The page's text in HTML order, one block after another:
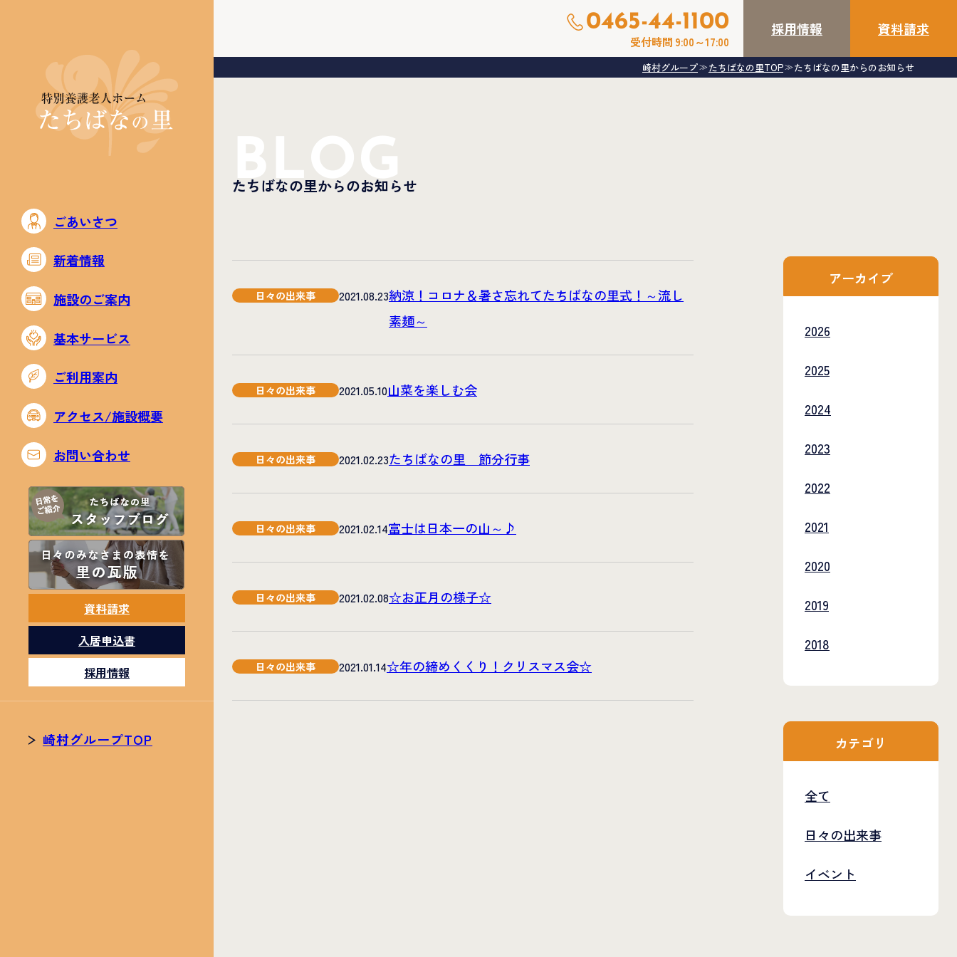
0465-44-1100
受付時間 9:00～17:00
採用情報 資料請求
ごあいさつ
新着情報
施設のご案内
基本サービス
ご利用案内
アクセス/施設概要
お問い合わせ
資料請求
入居申込書
採用情報
崎村グループTOP
崎村グループ≫ たちばなの里TOP≫ たちばなの里からのお知らせ
BLOG
たちばなの里からのお知らせ
日々の出来事 2021.08.23納涼！コロナ＆暑さ忘れてたちばなの里式！～流し
素麺～
日々の出来事 2021.05.10山菜を楽しむ会
日々の出来事 2021.02.23たちばなの里 節分行事
日々の出来事 2021.02.14富士は日本一の山～♪
日々の出来事 2021.02.08☆お正月の様子☆
日々の出来事 2021.01.14☆年の締めくくり！クリスマス会☆
アーカイブ
2026
2025
2024
2023
2022
2021
2020
2019
2018
カテゴリ
全て
日々の出来事
イベント